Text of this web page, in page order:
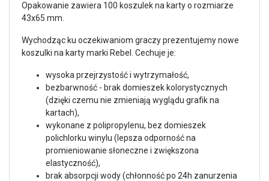
Opakowanie zawiera 100 koszulek na karty o rozmiarze
43x65 mm.
Wychodząc ku oczekiwaniom graczy prezentujemy nowe
koszulki na karty marki Rebel. Cechuje je:
wysoka przejrzystość i wytrzymałość,
bezbarwność - brak domieszek kolorystycznych
(dzięki czemu nie zmieniają wyglądu grafik na
kartach),
wykonane z polipropylenu, bez domieszek
polichlorku winylu (lepsza odporność na
promieniowanie słoneczne i zwiększona
elastyczność),
brak absorpcji wody (chłonność po 24h zanurzenia